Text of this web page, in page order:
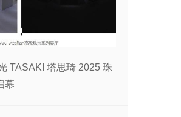
TASAKI 塔思琦 2025 珠
幕